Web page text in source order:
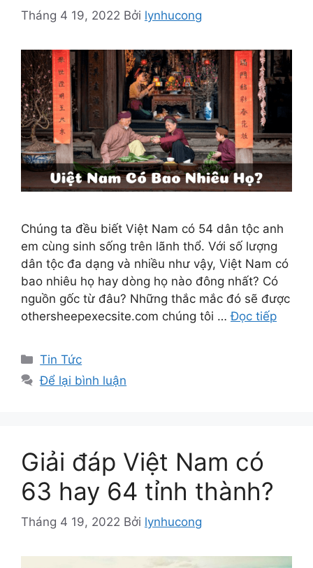
Tháng 4 19, 2022 Bởi lynhucong
Chúng ta đều biết Việt Nam có 54 dân tộc anh
em cùng sinh sống trên lãnh thổ. Với số lượng
dân tộc đa dạng và nhiều như vậy, Việt Nam có
bao nhiêu họ hay dòng họ nào đông nhất? Có
nguồn gốc từ đâu? Những thắc mắc đó sẽ được
othersheepexecsite.com chúng tôi …Đọc tiếp
Danh
mục
Tin Tức
Để lại bình luận
Giải đáp Việt Nam có
63 hay 64 tỉnh thành?
Tháng 4 19, 2022 Bởi lynhucong